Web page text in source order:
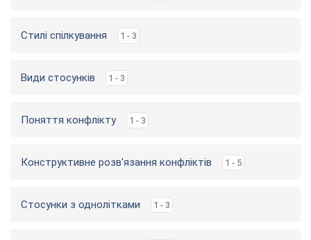
Стилі спілкування 1 - 3
Види стосунків 1 - 3
Поняття конфлікту 1 - 3
Конструктивне розв'язання конфліктів 1 - 5
Стосунки з однолітками 1 - 3